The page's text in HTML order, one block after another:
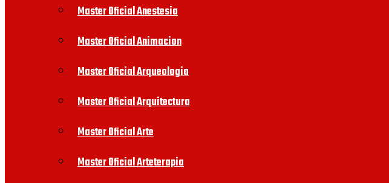
Master Oficial Anestesia
Master Oficial Animacion
Master Oficial Arqueologia
Master Oficial Arquitectura
Master Oficial Arte
Master Oficial Arteterapia